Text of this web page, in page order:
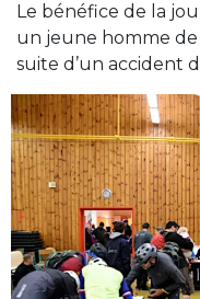
Le bénéfice de la
un jeune homme de
suite d’un accident